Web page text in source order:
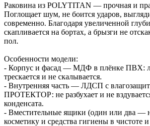
Раковина из POLYTITAN — прочная и
Поглощает шум, не боится ударов,
современно. Благодаря увеличенной
скапливается на бортах, а брызги не
пол.
Особенности модели:
- Корпус и фасад — МДФ в плёнке ПВХ:
трескается и не скалывается.
- Внутренняя часть — ЛДСП с
ПРОТЕКТОР: не разбухает и не
конденсата.
- Вместительные ящики (один или два —
косметику и средства гигиены в чистоте